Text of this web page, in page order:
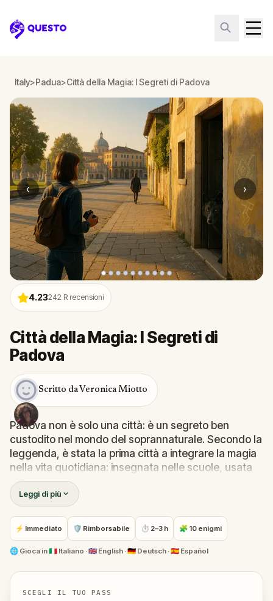
Questo
Italy>Padua>Città della Magia: I Segreti di Padova
‹ ›
4.23242 R recensioni
Città della Magia: I Segreti di
Padova
Scritto da Veronica Miotto
Padova non è solo una città: è un segreto ben
custodito nel mondo del soprannaturale. Secondo la
leggenda, è stata la prima città a integrare la magia
nella vita quotidiana: insegnata nelle scuole, usata
nel lavoro, nascosta in bella vista. Ma se è vero…
come mai nessuno l’ha mai dimostrato?
Ora, mentre l’aereo sorvola tetti dorati e piazze
antiche, senti che non potrai andartene senza
risposte. Cammina per le strade incantate di Padova,
dove niente è come sembra. Risolvi enigmi nel mondo
confine tra realtà e magia si fa sottile.
Perfetta da vivere con amici o familiari, questa
Leggi di più
⚡ Immediato 🛡 Rimborsabile ⏱ 2–3 h 🧩 10 enigmi
🌐 Gioca in🇮🇹 Italiano · 🇬🇧 English · 🇩🇪 Deutsch · 🇪🇸 Español
SCEGLI IL TUO PASS